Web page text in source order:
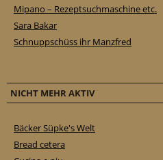
Mipano – Rezeptsuchmaschine etc.
Sara Bakar
Schnuppschüss ihr Manzfred
NICHT MEHR AKTIV
Bäcker Süpke's Welt
Bread cetera